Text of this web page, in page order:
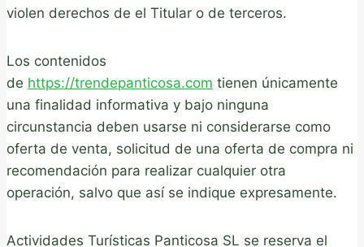
violen derechos de el Titular o de terceros.
Los contenidos
de https://trendepanticosa.com tienen únicamente
una finalidad informativa y bajo ninguna
circunstancia deben usarse ni considerarse como
oferta de venta, solicitud de una oferta de compra ni
recomendación para realizar cualquier otra
operación, salvo que así se indique expresamente.
Actividades Turísticas Panticosa SL se reserva el